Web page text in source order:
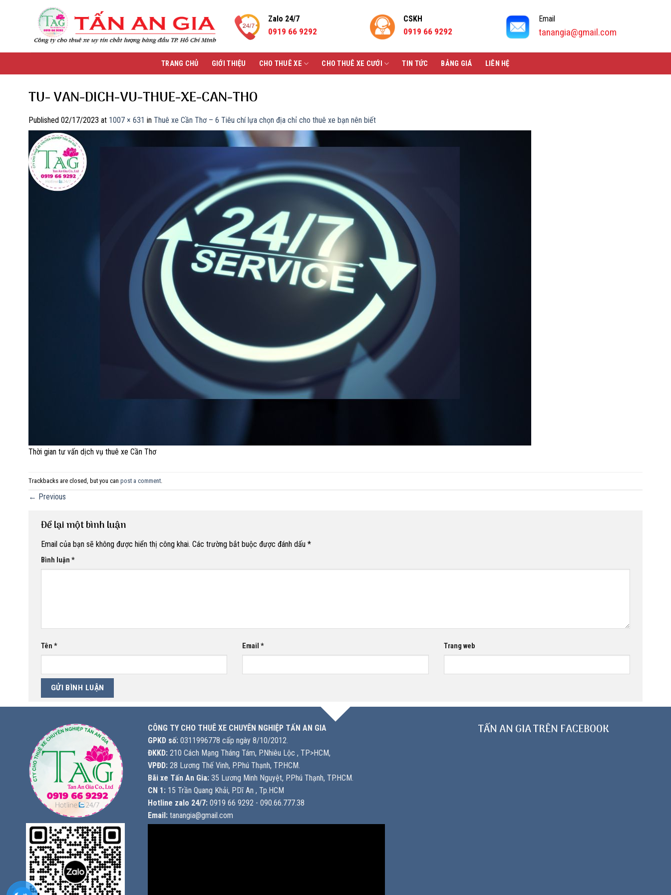
Zalo 24/7
0919 66 9292
CSKH
0919 66 9292
Email
tanangia@gmail.com
TRANG CHỦ GIỚI THIỆU CHO THUÊ XE CHO THUÊ XE CƯỚI TIN TỨC BẢNG GIÁ LIÊN HỆ
TU- VAN-DICH-VU-THUE-XE-CAN-THO
Published 02/17/2023 at 1007 × 631 in Thuê xe Cần Thơ – 6 Tiêu chí lựa chọn địa chỉ cho thuê xe bạn nên biết
Thời gian tư vấn dịch vụ thuê xe Cần Thơ
Trackbacks are closed, but you can post a comment
← Previous
Để lại một bình luận
Email của bạn sẽ không được hiển thị công khai. Các trường bắt buộc được đánh dấu *
Bình luận *
Tên * Email* Trang web
CÔNG TY CHO THUÊ XE CHUYÊN NGHIỆP TẤN AN GIA
GPKD số: 0311996778 cấp ngày 8/10/2012.
ĐKKD: 210 Cách Mạng Tháng Tám, P.Nhiêu Lộc , TP>HCM,
VPĐD: 28 Lương Thế Vinh, P.Phú Thạnh, TP.HCM.
Bãi xe Tấn An Gia: 35 Lương Minh Nguyệt, P.Phú Thạnh, TP.HCM.
CN 1: 15 Trần Quang Khải, P.Dĩ An , Tp.HCM
Hotline zalo 24/7: 0919 66 9292 - 090.66.777.38
Email: tanangia@gmail.com
TẤN AN GIA TRÊN FACEBOOK